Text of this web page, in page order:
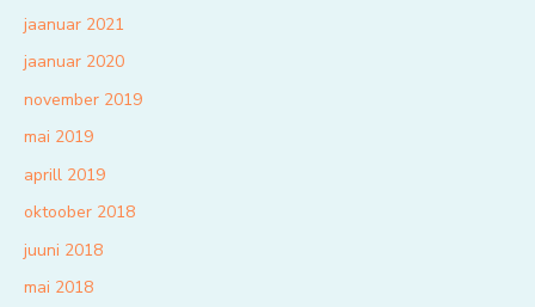
jaanuar 2021
jaanuar 2020
november 2019
mai 2019
aprill 2019
oktoober 2018
juuni 2018
mai 2018